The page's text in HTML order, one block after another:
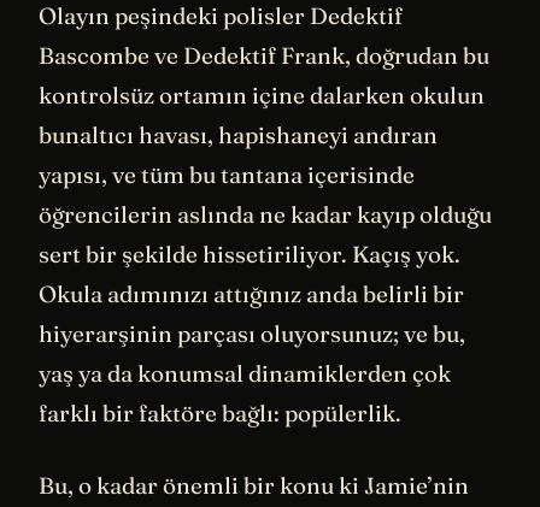
Olayın peşindeki polisler Dedektif
Bascombe ve Dedektif Frank, doğrudan bu
kontrolsüz ortamın içine dalarken okulun
bunaltıcı havası, hapishaneyi andıran
yapısı, ve tüm bu tantana içerisinde
öğrencilerin aslında ne kadar kayıp olduğu
sert bir şekilde hissetiriliyor. Kaçış yok.
Okula adımınızı attığınız anda belirli bir
hiyerarşinin parçası oluyorsunuz; ve bu,
yaş ya da konumsal dinamiklerden çok
farklı bir faktöre bağlı: popülerlik.
Bu, o kadar önemli bir konu ki Jamie’nin